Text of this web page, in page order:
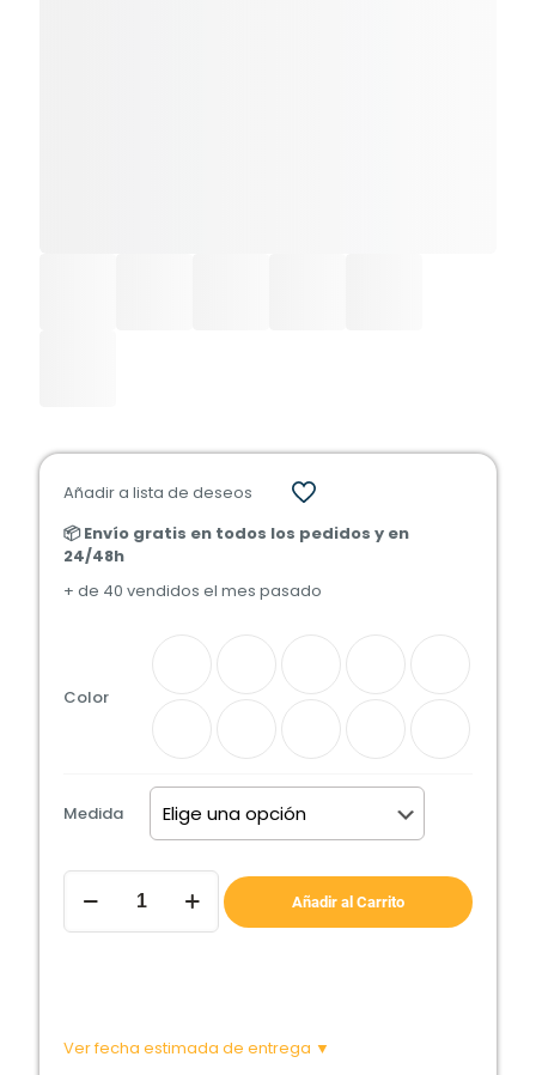
Añadir a lista de deseos
📦 Envío gratis en todos los pedidos y en
24/48h
+ de 40 vendidos el mes pasado
Color
Medida
Cabecero
Cama
Añadir al Carrito
Ver fecha estimada de entrega ▼